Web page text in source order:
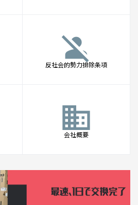
person_off
反社会的勢力排除条項
business
会社概要